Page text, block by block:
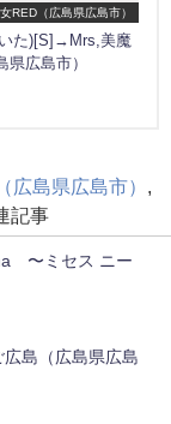
RED（広島県広島市）
た)[S]→Mrs,美魔
県広島市）
広島県広島市）
記事
〜ミセス ニー
島（広島県広島